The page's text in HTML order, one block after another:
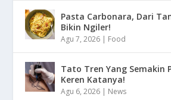
Pasta Carbonara, Dari
Bikin Ngiler!
Agu 7, 2026 Food
Tato Tren Yang Semakin
Keren Katanya!
Agu 6, 2026 News